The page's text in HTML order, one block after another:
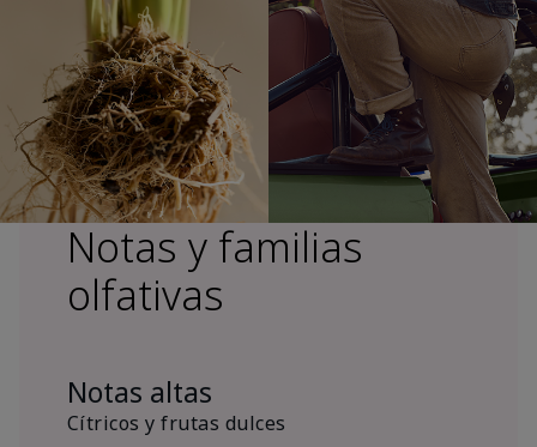
Notas y familias
olfativas
Notas altas
Cítricos y frutas dulces